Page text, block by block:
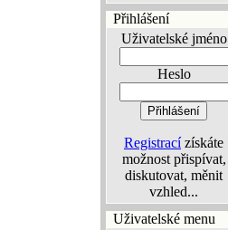
Přihlášení
Uživatelské jméno
Heslo
Registracízískáte
možnost přispívat,
diskutovat, měnit
vzhled...
Uživatelské menu